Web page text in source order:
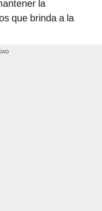
la
que brinda a la